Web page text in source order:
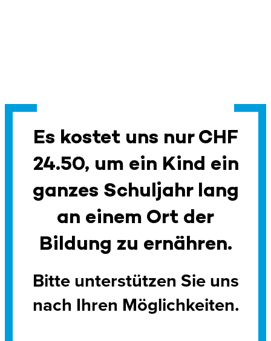
Es kostet uns nur CHF
24.50, um ein Kind ein
ganzes Schuljahr lang
an einem Ort der
Bildung zu ernähren.
Bitte unterstützen Sie uns
nach Ihren Möglichkeiten.